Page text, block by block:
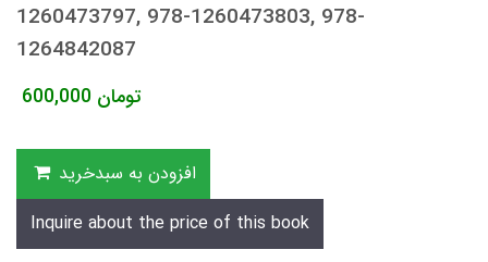
1260473797, 978-1260473803, 978-
1264842087
600,000 تومان
افزودن به سبدخرید
Inquire about the price of this book